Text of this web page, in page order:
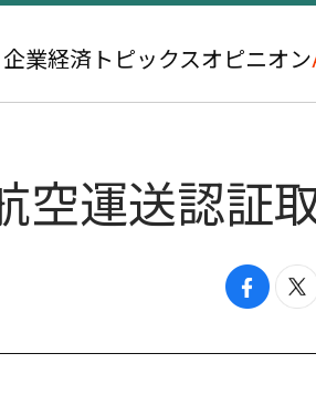
企業経済 トピックスオピニオン
空運送認証